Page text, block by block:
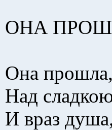
ОНА
Она прошла,
Над
И враз